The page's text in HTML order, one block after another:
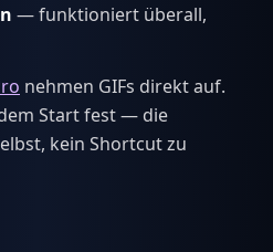
— funktioniert überall,
nehmen GIFs direkt auf.
Start fest — die
kein Shortcut zu